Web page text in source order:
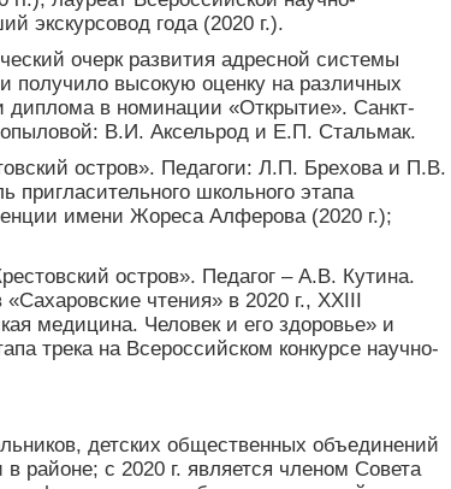
экскурсовод года (2020 г.).
очерк развития адресной системы
получило высокую оценку на различных
диплома в номинации «Открытие». Санкт-
В.И. Аксельрод и Е.П. Стальмак.
остров». Педагоги: Л.П. Брехова и П.В.
школьного этапа
имени Жореса Алферова (2020 г.);
остров». Педагог – А.В. Кутина.
чтения» в 2020 г., XXIII
медицина. Человек и его здоровье» и
трека на Всероссийском конкурсе научно-
детских общественных объединений
с 2020 г. является членом Совета